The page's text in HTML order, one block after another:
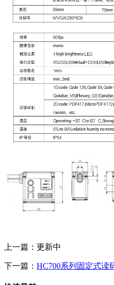
上一篇：更新中
下一篇： HC700系列固定式读